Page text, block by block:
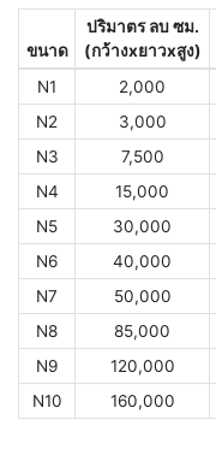
ขนาด
ปริมาตร ลบ ซม.
(กว้างxยาวxสูง)
N1
2,000
N2
3,000
N3
7,500
N4
15,000
N5
30,000
N6
40,000
N7
50,000
N8
85,000
N9
120,000
N10
160,000